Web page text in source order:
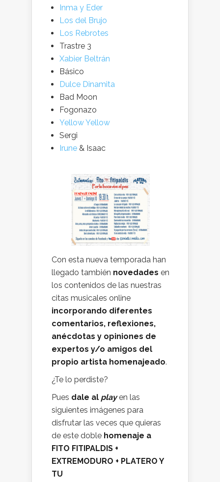
Inma y Eder
Los del Brujo
Los Rebrotes
Trastre 3
Xabier Beltrán
Básico
Dulce Dinamita
Bad Moon
Fogonazo
Yellow Yellow
Sergi
Irune & Isaac
Con esta nueva temporada han
llegado también novedades en
los contenidos de las nuestras
citas musicales online
incorporando diferentes
comentarios, reflexiones,
anécdotas y opiniones de
expertos y/o amigos del
propio artista homenajeado.
¿Te lo perdiste?
Pues dale al playen las
siguientes imágenes para
disfrutar las veces que quieras
de este doble homenaje a
FITO FITIPALDIS +
EXTREMODURO + PLATERO Y
TU